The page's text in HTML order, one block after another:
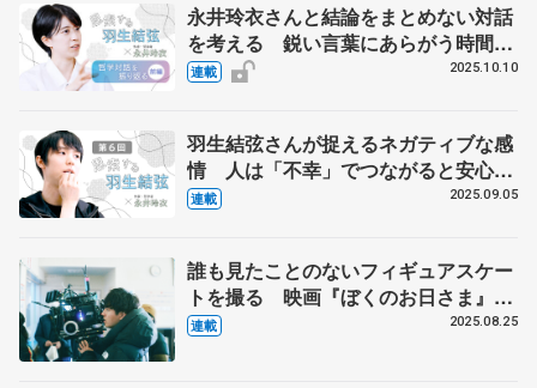
永井玲衣さんと結論をまとめない対話
を考える 鋭い言葉にあらがう時間
【前編】
連載 2025.10.10
羽生結弦さんが捉えるネガティブな感
情 人は「不幸」でつながると安心感
が生まれやすい？【第６回】
連載 2025.09.05
誰も見たことのないフィギュアスケー
トを撮る 映画『ぼくのお日さま』奥
山大史監督インタビュー
連載 2025.08.25